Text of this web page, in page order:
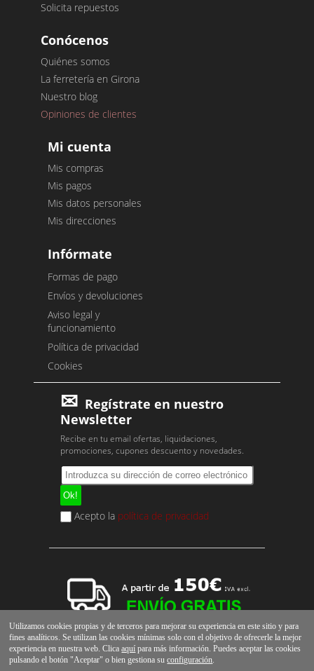
Solicita repuestos
Conócenos
Quiénes somos
La ferretería en Girona
Nuestro blog
Opiniones de clientes
Mi cuenta
Mis compras
Mis pagos
Mis datos personales
Mis direcciones
Infórmate
Formas de pago
Envíos y devoluciones
Aviso legal y
funcionamiento
Política de privacidad
Cookies
Regístrate en nuestro
Newsletter
Recibe en tu email ofertas, liquidaciones,
promociones, cupones descuento y novedades.
Acepto la política de privacidad
Utilizamos cookies propias y de terceros para mejorar su experiencia en este sitio y para
fines analíticos. Se utilizan las cookies mínimas solo con el objetivo de ofrecerle la mejor
experiencia en nuestra web. Clicaaquí para más información. Puedes aceptar las cookies
pulsando el botón "Aceptar" o bien gestiona suconfiguración.